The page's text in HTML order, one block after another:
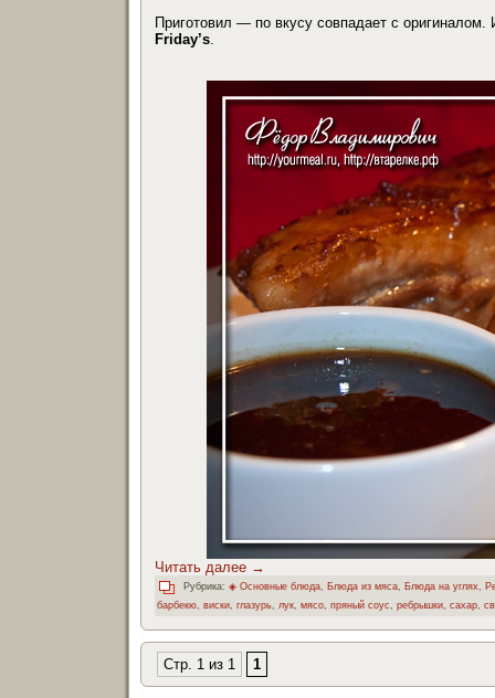
Приготовил — по вкусу совпадает с оригиналом.
Friday’s
Читать далее →
Рубрика: ◈ Основные блюда, Блюда из мяса, Блюда на углях,
барбекю виски глазурь лук мясо пряный соус ребрышки сахар
Стр. 1 из 1 1